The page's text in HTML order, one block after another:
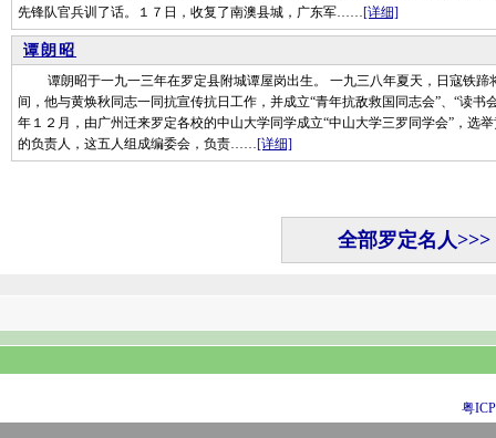
先锋队官兵训了话。１７日，收复了南澳县城，广东军……[详细]
谭朗昭
谭朗昭于一九一三年在罗定县附城谭屋岗出生。 一九三八年夏天，日寇铁蹄
间，他与黄焕秋同志一同抗宣传抗日工作，并成立“青年抗敌救国同志会”、“读书
年１２月，由广州迁来罗定各校的中山大学同学成立“中山大学三罗同学会”，选
的负责人，这五人组成编委会，负责……[详细]
全部罗定名人>>>
粤